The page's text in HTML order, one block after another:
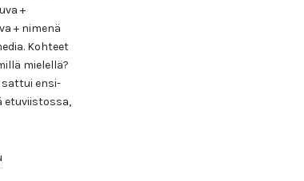
+
+ nimenä
Kohteet
mielellä?
sattui ensi-
etuviistossa,